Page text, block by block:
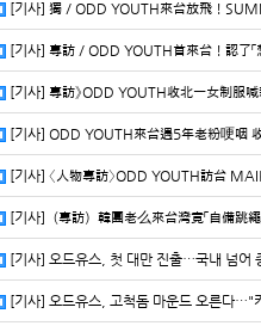
[기사] 獨／ODD YOUTH來台放飛！
[기사] 專訪／ODD YOUTH首來台！認了
[기사] 專訪》ODD YOUTH收北一女制服
[기사] ODD YOUTH來台遇5年老粉哽咽
[기사] 〈人物專訪〉ODD YOUTH訪台
[기사]（專訪）韓團老么來台灣竟「自備跳
[기사] 오드유스, 첫 대만 진출…국내 넘어
[기사] 오드유스, 고척돔 마운드 오른다…"